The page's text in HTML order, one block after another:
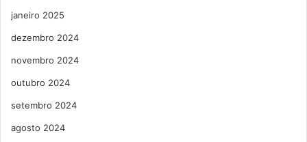
janeiro 2025
dezembro 2024
novembro 2024
outubro 2024
setembro 2024
agosto 2024